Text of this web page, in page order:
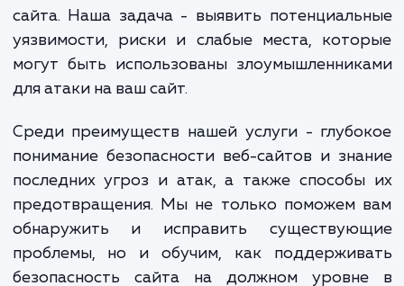
Мы предлагаем услугу "Аудит
сайта", которая включает в себя
проверку всех аспектов безопасности
сайта. Наша задача - выявить
уязвимости, риски и слабые места,
могут быть использованы
для атаки на ваш сайт.
Среди преимуществ нашей услуги -
понимание безопасности веб-сайтов и